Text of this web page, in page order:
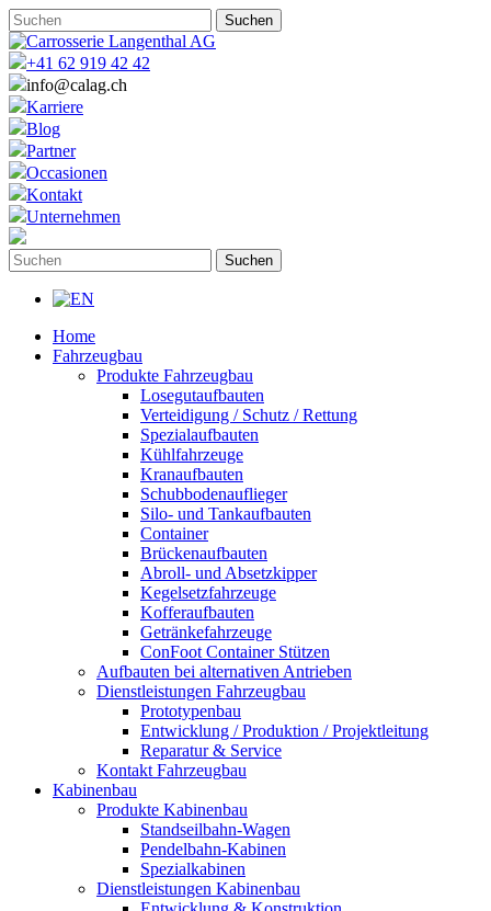
+41 62 919 42 42
info@calag.ch
Karriere
Blog
Partner
Occasionen
Kontakt
Unternehmen
Home
Fahrzeugbau
Produkte Fahrzeugbau
Losegutaufbauten
Verteidigung / Schutz / Rettung
Spezialaufbauten
Kühlfahrzeuge
Kranaufbauten
Schubbodenauflieger
Silo- und Tankaufbauten
Container
Brückenaufbauten
Abroll- und Absetzkipper
Kegelsetzfahrzeuge
Kofferaufbauten
Getränkefahrzeuge
ConFoot Container Stützen
Aufbauten bei alternativen Antrieben
Dienstleistungen Fahrzeugbau
Prototypenbau
Entwicklung / Produktion / Projektleitung
Reparatur & Service
Kontakt Fahrzeugbau
Kabinenbau
Produkte Kabinenbau
Standseilbahn-Wagen
Pendelbahn-Kabinen
Spezialkabinen
Dienstleistungen Kabinenbau